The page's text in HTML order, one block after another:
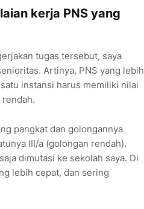
kerja PNS yang
tugas tersebut, saya
Artinya, PNS yang lebih
instansi harus memiliki nilai
pangkat dan golongannya
III/a (golongan rendah).
dimutasi ke sekolah saya. Di
lebih cepat, dan sering